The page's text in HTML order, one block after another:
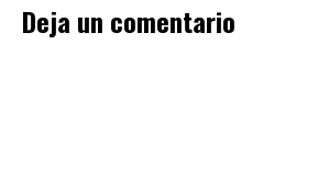
Deja un comentario